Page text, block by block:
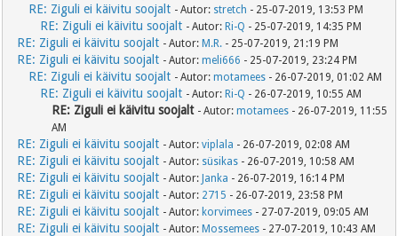
RE: Ziguli ei käivitu soojalt - Autor: stretch - 25-07-2019, 13:53 PM
RE: Ziguli ei käivitu soojalt - Autor: Ri-Q - 25-07-2019, 14:35 PM
RE: Ziguli ei käivitu soojalt - Autor: M.R. - 25-07-2019, 21:19 PM
RE: Ziguli ei käivitu soojalt - Autor:meli666 - 25-07-2019, 23:24 PM
RE: Ziguli ei käivitu soojalt - Autor:motamees - 26-07-2019, 01:02 AM
RE: Ziguli ei käivitu soojalt - Autor: Ri-Q - 26-07-2019, 10:55 AM
RE: Ziguli ei käivitu soojalt - Autor:motamees - 26-07-2019, 11:55
AM
RE: Ziguli ei käivitu soojalt - Autor:viplala - 26-07-2019, 02:08 AM
RE: Ziguli ei käivitu soojalt - Autor: süsikas - 26-07-2019, 10:58 AM
RE: Ziguli ei käivitu soojalt - Autor: Janka - 26-07-2019, 16:14 PM
RE: Ziguli ei käivitu soojalt - Autor: 2715 - 26-07-2019, 23:58 PM
RE: Ziguli ei käivitu soojalt - Autor: korvimees - 27-07-2019, 09:05 AM
RE: Ziguli ei käivitu soojalt - Autor: Mossemees - 27-07-2019, 10:43 AM